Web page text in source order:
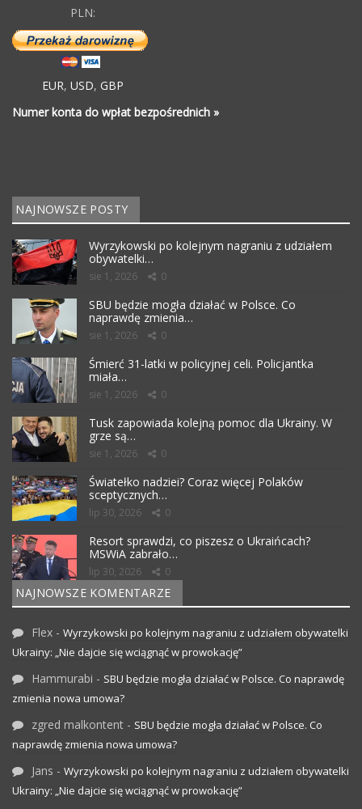
PLN:
EUR, USD, GBP
Numer konta do wpłat bezpośrednich »
NAJNOWSZE POSTY
Wyrzykowski po kolejnym nagraniu z udziałem
obywatelki…
sie 1, 2026 0
SBU będzie mogła działać w Polsce. Co
naprawdę zmienia…
sie 1, 2026 0
Śmierć 31-latki w policyjnej celi. Policjantka
miała…
sie 1, 2026 0
Tusk zapowiada kolejną pomoc dla Ukrainy. W
grze są…
sie 1, 2026 0
Światełko nadziei? Coraz więcej Polaków
sceptycznych…
lip 30, 2026 0
Resort sprawdzi, co piszesz o Ukraińcach?
MSWiA zabrało…
lip 30, 2026 0
NAJNOWSZE KOMENTARZE
Flex - Wyrzykowski po kolejnym nagraniu z udziałem obywatelki
Ukrainy: „Nie dajcie się wciągnąć w prowokację”
Hammurabi - SBU będzie mogła działać w Polsce. Co naprawdę
zmienia nowa umowa?
zgred malkontent - SBU będzie mogła działać w Polsce. Co
naprawdę zmienia nowa umowa?
Jans - Wyrzykowski po kolejnym nagraniu z udziałem obywatelki
Ukrainy: „Nie dajcie się wciągnąć w prowokację”